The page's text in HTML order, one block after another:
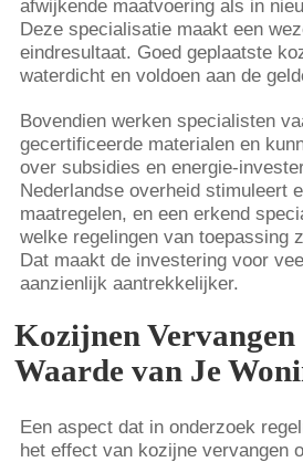
afwijkende maatvoering als in
Deze specialisatie maakt een
eindresultaat. Goed geplaatste
waterdicht en voldoen aan de
Bovendien werken specialisten
gecertificeerde materialen en
over subsidies en energie-
Nederlandse overheid stimuleert
maatregelen, en een erkend
welke regelingen van toepassing
Dat maakt de investering voor
aanzienlijk aantrekkelijker.
Kozijnen Vervangen
Waarde van Je
Een aspect dat in onderzoek
het effect van kozijne vervangen